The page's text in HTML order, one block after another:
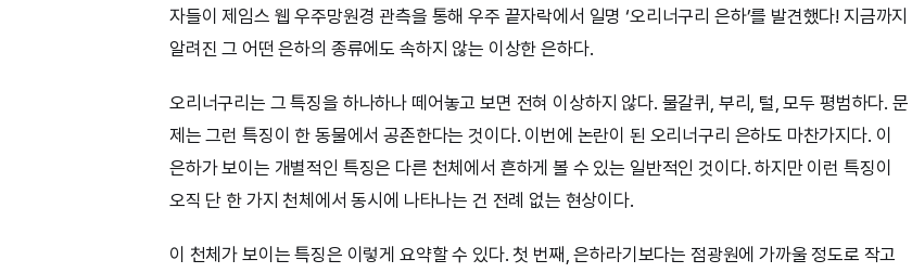
자들이 제임스 웹 우주망원경 관측을 통해 우주 끝자락에서 일명 ‘오리너구리 은하’를 발견했다! 지금까지
알려진 그 어떤 은하의 종류에도 속하지 않는 이상한 은하다.
오리너구리는 그 특징을 하나하나 떼어놓고 보면 전혀 이상하지 않다. 물갈퀴, 부리, 털, 모두 평범하다. 문
제는 그런 특징이 한 동물에서 공존한다는 것이다. 이번에 논란이 된 오리너구리 은하도 마찬가지다. 이
은하가 보이는 개별적인 특징은 다른 천체에서 흔하게 볼 수 있는 일반적인 것이다. 하지만 이런 특징이
오직 단 한 가지 천체에서 동시에 나타나는 건 전례 없는 현상이다.
이 천체가 보이는 특징은 이렇게 요약할 수 있다. 첫 번째, 은하라기보다는 점광원에 가까울 정도로 작고